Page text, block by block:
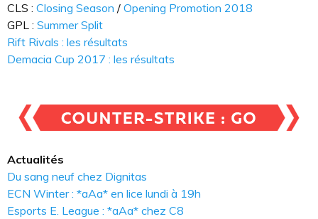
CLS : Closing Season / Opening Promotion 2018
GPL : Summer Split
Rift Rivals : les résultats
Demacia Cup 2017 : les résultats
Actualités
Du sang neuf chez Dignitas
ECN Winter : *aAa* en lice lundi à 19h
Esports E. League : *aAa* chez C8